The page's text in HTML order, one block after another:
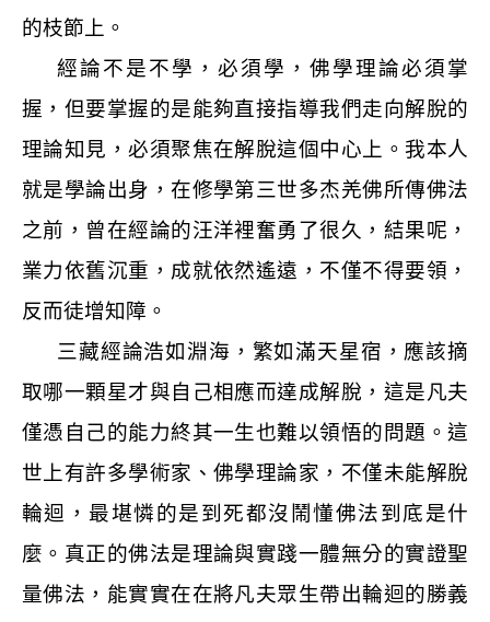
的枝節上。
經論不是不學，必須學，佛學理論必須掌
握，但要掌握的是能夠直接指導我們走向解脫的
理論知見，必須聚焦在解脫這個中心上。我本人
就是學論出身，在修學第三世多杰羌佛所傳佛法
之前，曾在經論的汪洋裡奮勇了很久，結果呢，
業力依舊沉重，成就依然遙遠，不僅不得要領，
反而徒增知障。
三藏經論浩如淵海，繁如滿天星宿，應該摘
取哪一顆星才與自己相應而達成解脫，這是凡夫
僅憑自己的能力終其一生也難以領悟的問題。這
世上有許多學術家、佛學理論家，不僅未能解脫
輪迴，最堪憐的是到死都沒鬧懂佛法到底是什
麼。真正的佛法是理論與實踐一體無分的實證聖
量佛法，能實實在在將凡夫眾生帶出輪迴的勝義